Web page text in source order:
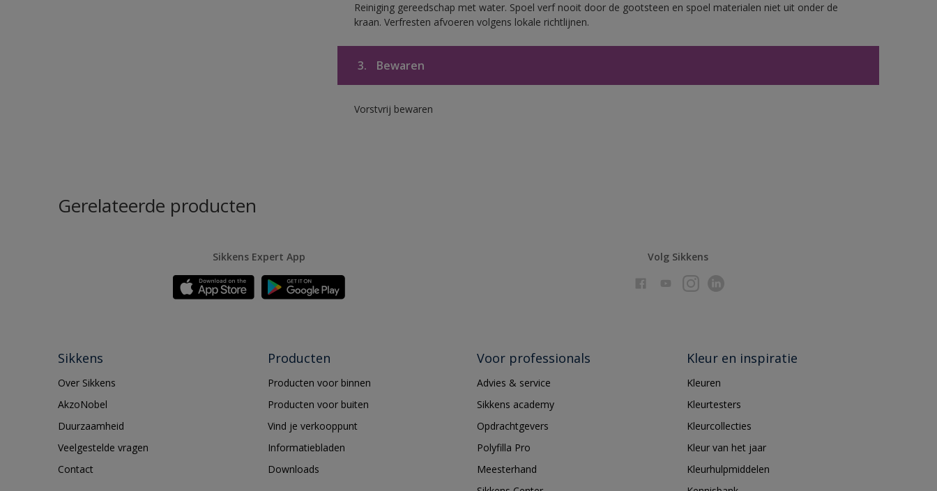
Reiniging gereedschap met water. Spoel verf nooit door de gootsteen en spoel materialen niet uit onder de
kraan. Verfresten afvoeren volgens lokale richtlijnen.
3. Bewaren
Vorstvrij bewaren
Gerelateerde producten
Sikkens Expert App Volg Sikkens
Sikkens
Over Sikkens
AkzoNobel
Duurzaamheid
Veelgestelde vragen
Contact
Producten
Producten voor binnen
Producten voor buiten
Vind je verkooppunt
Informatiebladen
Downloads
Voor professionals
Advies & service
Sikkens academy
Opdrachtgevers
Polyfilla Pro
Meesterhand
Kleur en inspiratie
Kleuren
Kleurtesters
Kleurcollecties
Kleur van het jaar
Kleurhulpmiddelen